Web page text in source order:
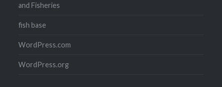
and Fisheries
fish base
WordPress.com
WordPress.org